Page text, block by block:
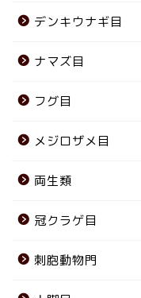
デンキウナギ目
ナマズ目
フグ目
メジロザメ目
両生類
冠クラゲ目
刺胞動物門